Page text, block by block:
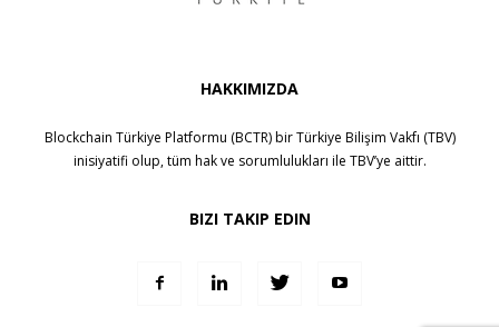
HAKKIMIZDA
Blockchain Türkiye Platformu (BCTR) birTürkiye Bilişim Vakfı (TBV)
inisiyatifi olup, tüm hak ve sorumlulukları ile TBV’ye aittir.
BIZI TAKIP EDIN